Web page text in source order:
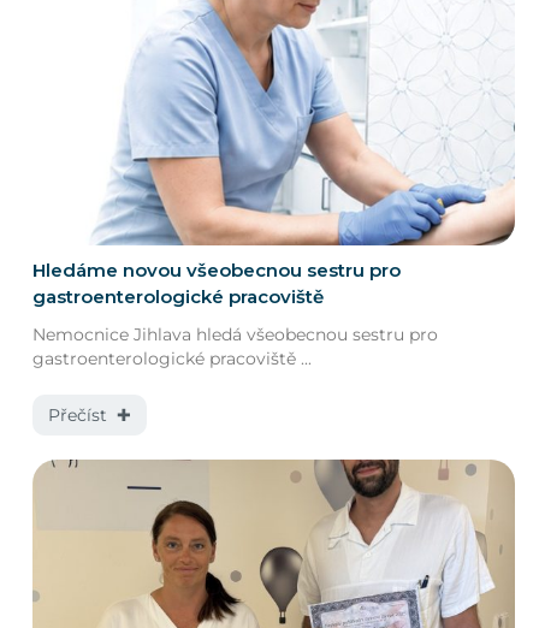
Hledáme novou všeobecnou sestru pro
gastroenterologické pracoviště
Nemocnice Jihlava hledá všeobecnou sestru pro
gastroenterologické pracoviště ...
Přečíst ✚